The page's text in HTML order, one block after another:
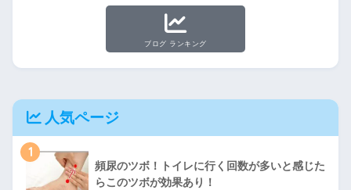
ブログ ランキング
人気ページ
1
頻尿のツボ！トイレに行く回数が多いと感じた
らこのツボが効果あり！